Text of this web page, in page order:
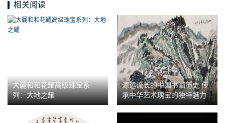
相关阅读
大麗和和花耀高级珠宝系
列：大地之耀
源远流长的中国书画历史 传
承中华艺术瑰宝的独特魅力